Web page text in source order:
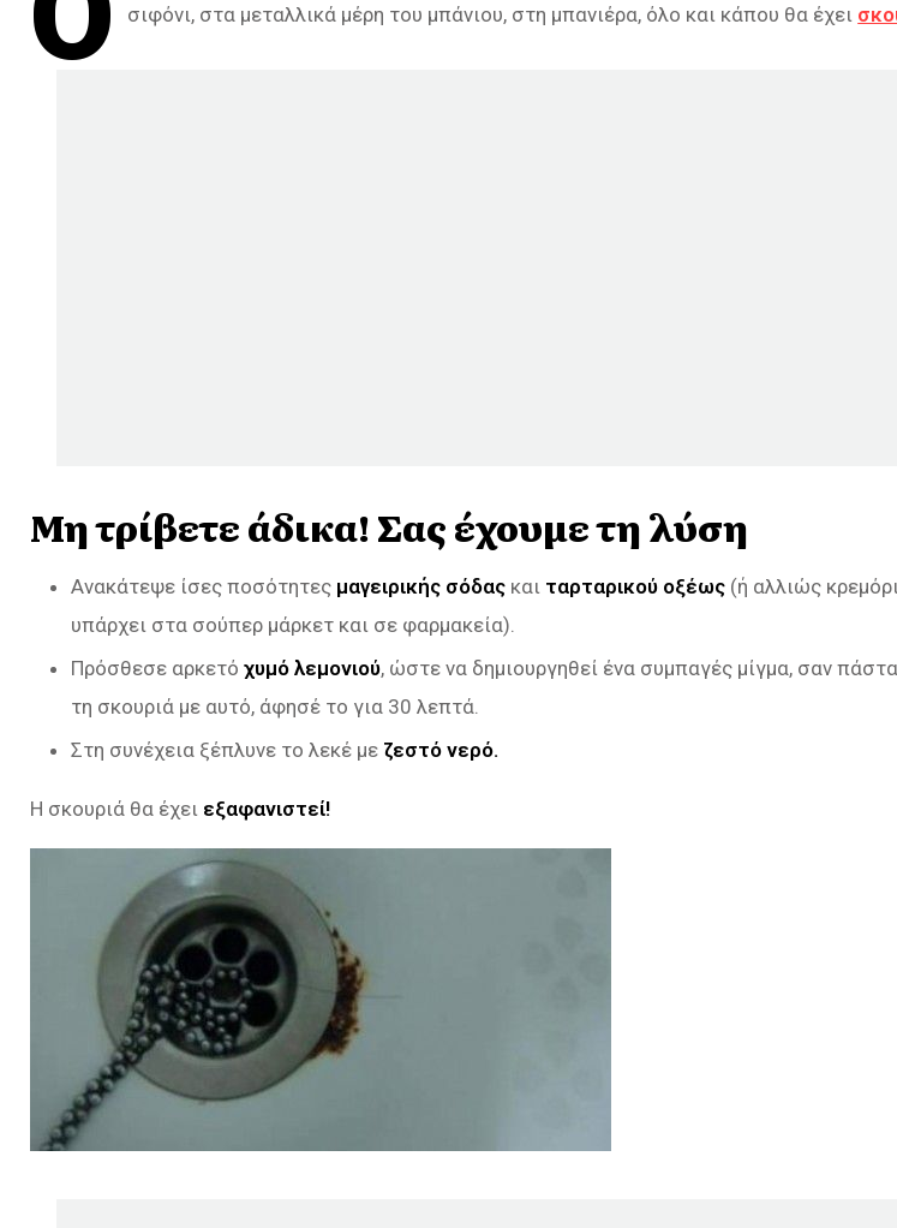
σιφόνι, στα μεταλλικά μέρη του μπάνιου, στη μπανιέρα, όλο και κάπου θα έχει
Μη τρίβετε άδικα! Σας έχουμε τη λύση
Ανακάτεψε ίσες ποσότητες μαγειρικής σόδας και ταρταρικού οξέως (ή αλλιώς
υπάρχει στα σούπερ μάρκετ και σε φαρμακεία).
Πρόσθεσε αρκετό χυμό λεμονιού, ώστε να δημιουργηθεί ένα συμπαγές μίγμα, σαν
τη σκουριά με αυτό, άφησέ το για 30 λεπτά.
Στη συνέχεια ξέπλυνε το λεκέ με ζεστό νερό.
Η σκουριά θα έχει εξαφανιστεί!